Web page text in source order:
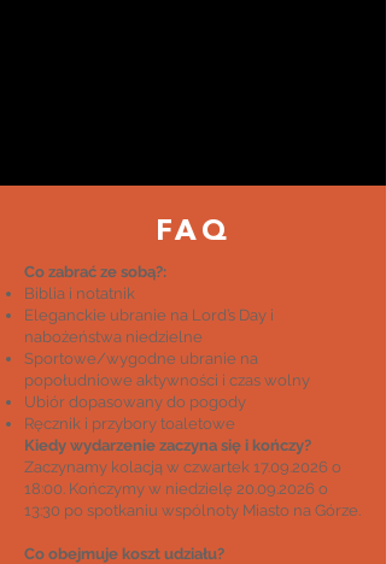
FAQ
Co zabrać ze sobą?:
Biblia i notatnik
Eleganckie ubranie na Lord’s Day i
nabożeństwa niedzielne
Sportowe/wygodne ubranie na
popołudniowe aktywności i czas wolny
Ubiór dopasowany do pogody
Ręcznik i przybory toaletowe
Kiedy wydarzenie zaczyna się i kończy?
Zaczynamy kolacją w czwartek 17.09.2026 o
18:00. Kończymy w niedzielę 20.09.2026 o
13:30 po spotkaniu wspólnoty Miasto na Górze.
Co obejmuje koszt udziału?